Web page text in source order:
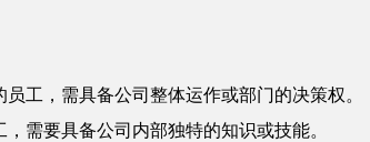
工，需具备公司整体运作或部门的决策权。
需要具备公司内部独特的知识或技能。